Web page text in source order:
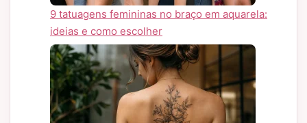
9 tatuagens femininas no braço em aquarela:
ideias e como escolher